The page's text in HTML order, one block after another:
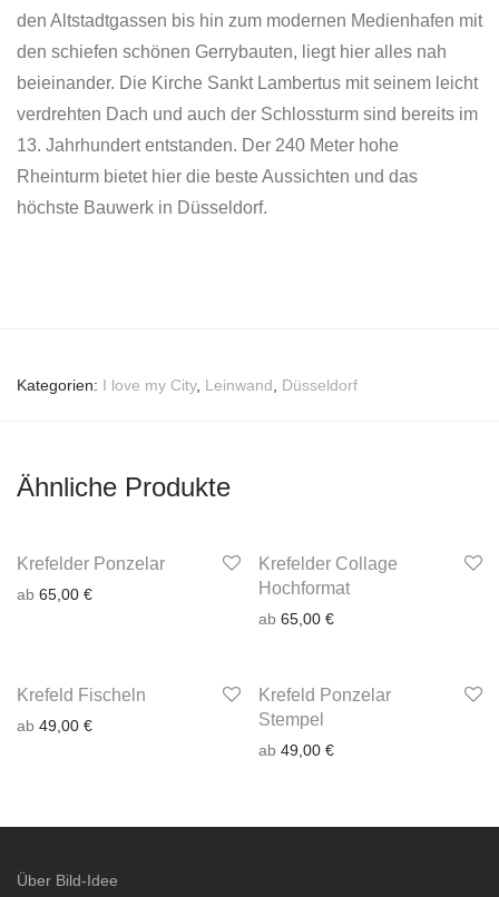
den Altstadtgassen bis hin zum modernen Medienhafen mit
den schiefen schönen Gerrybauten, liegt hier alles nah
beieinander. Die Kirche Sankt Lambertus mit seinem leicht
verdrehten Dach und auch der Schlossturm sind bereits im
13. Jahrhundert entstanden. Der 240 Meter hohe
Rheinturm bietet hier die beste Aussichten und das
höchste Bauwerk in Düsseldorf.
Kategorien: I love my City, Leinwand Düsseldorf
Ähnliche Produkte
Krefelder Ponzelar
ab 65,00 €
Krefelder Collage
Hochformat
ab 65,00 €
Krefeld Fischeln
ab 49,00 €
Krefeld Ponzelar
Stempel
ab 49,00 €
Über Bild-Idee